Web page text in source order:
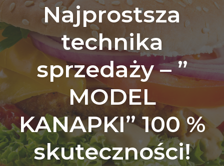
Najprostsza
technika
sprzedaży – ”
MODEL
KANAPKI” 100 %
skuteczności!